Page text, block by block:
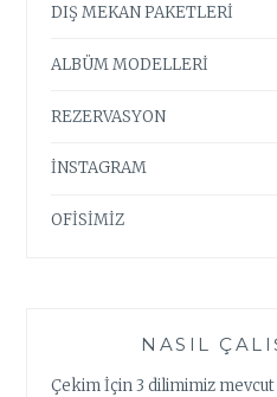
DIŞ MEKAN PAKETLERİ
ALBÜM MODELLERİ
REZERVASYON
İNSTAGRAM
OFİSİMİZ
NASIL
Çekim İçin 3 dilimimiz mevcut